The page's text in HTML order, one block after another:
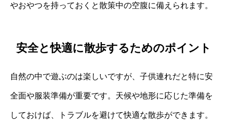
やおやつを持っておくと散策中の空腹に備えられます。
安全と快適に散歩するためのポイント
自然の中で遊ぶのは楽しいですが、子供連れだと特に安
全面や服装準備が重要です。天候や地形に応じた準備を
しておけば、トラブルを避けて快適な散歩ができます。